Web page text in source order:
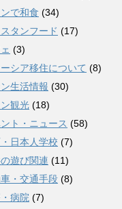
で和食 (34)
タンフード (17)
(3)
シア移住について (8)
生活情報 (30)
観光 (18)
ト・ニュース (58)
日本人学校 (7)
遊び関連 (11)
・交通手段 (8)
病院 (7)